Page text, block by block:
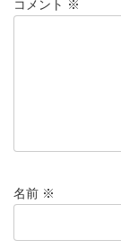
コメント ※
名前 ※